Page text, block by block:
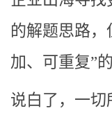
的解题思路
加、可重复”
说白了，一